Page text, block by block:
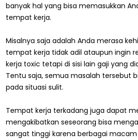
banyak hal yang bisa memasukkan
tempat kerja.
Misalnya saja adalah Anda merasa
tempat kerja tidak adil ataupun ingin
kerja toxic tetapi di sisi lain gaji yang
Tentu saja, semua masalah tersebut
pada situasi sulit.
Tempat kerja terkadang juga dapat
mengakibatkan seseorang bisa
sangat tinggi karena berbagai macam